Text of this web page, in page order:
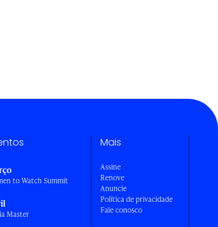
to Watch Summit
Master
Mais
Assine
Renove
Anuncie
Política de privacidade
Fale conosco